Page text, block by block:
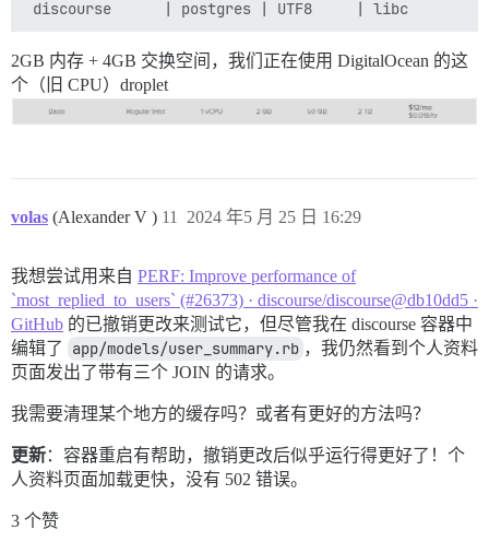
2GB 内存 + 4GB 交换空间，我们正在使用 DigitalOcean 的这
个（旧 CPU）droplet
volas (Alexander V ) 2024 年5 月 25 日 16:29
11
我想尝试用来自 PERF: Improve performance of
`most_replied_to_users` (#26373) · discourse/discourse@db10dd5 ·
GitHub 的已撤销更改来测试它，但尽管我在 discourse 容器中
编辑了
app/models/user_summary.rb ，我仍然看到个人资料
页面发出了带有三个 JOIN 的请求。
我需要清理某个地方的缓存吗？或者有更好的方法吗？
更新：容器重启有帮助，撤销更改后似乎运行得更好了！个
人资料页面加载更快，没有 502 错误。
3 个赞